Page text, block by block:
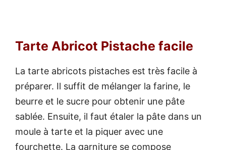
Tarte Abricot Pistache facile
La tarte abricots pistaches est très facile à
préparer. Il suffit de mélanger la farine, le
beurre et le sucre pour obtenir une pâte
sablée. Ensuite, il faut étaler la pâte dans un
moule à tarte et la piquer avec une
fourchette. La garniture se compose